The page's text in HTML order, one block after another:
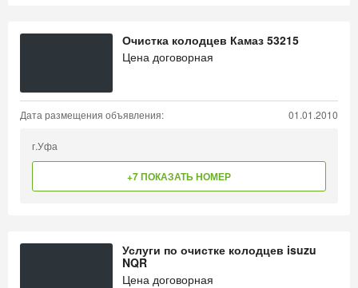
Очистка колодцев Камаз 53215
Цена договорная
Дата размещения объявления: 01.01.2010
г.Уфа
+7 ПОКАЗАТЬ НОМЕР
Услуги по очистке колодцев isuzu
NQR
Цена договорная